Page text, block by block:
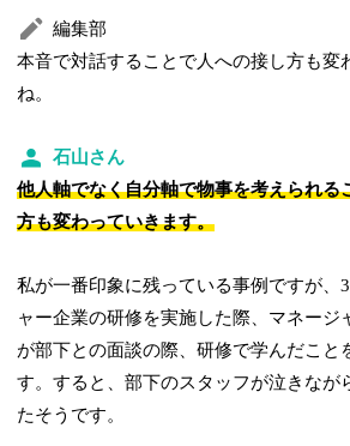
編集部
本音で対話することで人への接し方も変
ね。
石山さん
他人軸でなく自分軸で物事を考えられる
方も変わっていきます。
私が一番印象に残っている事例ですが、
ャー企業の研修を実施した際、マネージ
が部下との面談の際、研修で学んだこと
す。すると、部下のスタッフが泣きなが
たそうです。